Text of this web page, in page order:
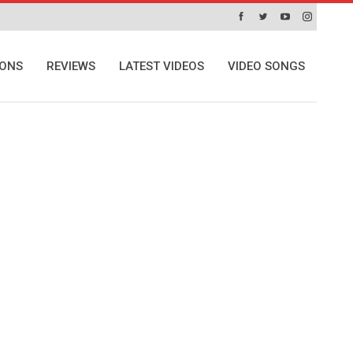
REVIEWS LATEST VIDEOS VIDEO SONGS